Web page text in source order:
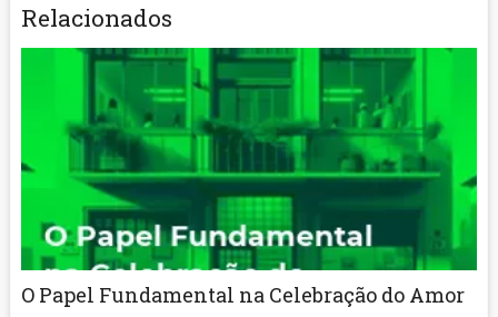
Relacionados
O Papel Fundamental na Celebração do Amor